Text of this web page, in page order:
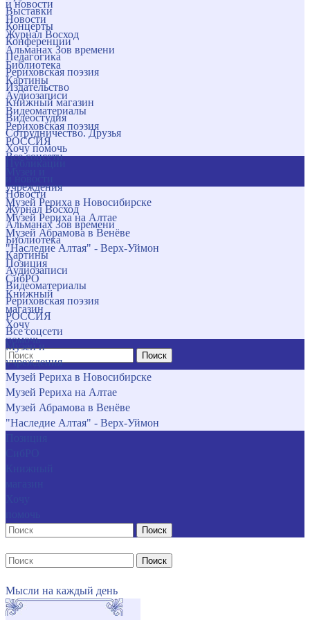
и новости
Новости
Журнал Восход
Альманах Зов времени
Библиотека
Картины
Аудиозаписи
Видеоматериалы
Рериховская поэзия
РОССИЯ
Все соцсети
учреждения
Музей Рериха в Новосибирске
Музей Рериха на Алтае
Музей Абрамова в Венёве
"Наследие Алтая" - Верх-Уймон
Позиция
СибРО
Книжный
магазин
Хочу
помочь
Поиск
Выставки
Концерты
Конференции
Педагогика
Рериховская поэзия
Издательство
Книжный магазин
Видеостудия
Сотрудничество. Друзья
Хочу помочь
Новости
Журнал Восход
Альманах Зов времени
Библиотека
Картины
Аудиозаписи
Видеоматериалы
Рериховская поэзия
РОССИЯ
Все соцсети
Музеи и
учреждения
Музей Рериха в Новосибирске
Музей Рериха на Алтае
Музей Абрамова в Венёве
"Наследие Алтая" - Верх-Уймон
Поиск
Поиск
Мысли на каждый день